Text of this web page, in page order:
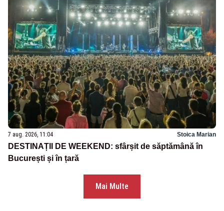
7 aug. 2026, 11:04 Stoica Marian
DESTINAȚII DE WEEKEND: sfârșit de săptămână în
București și în țară
Mai Multe